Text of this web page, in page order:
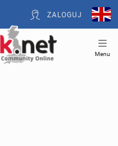
ZALOGUJ
Menu